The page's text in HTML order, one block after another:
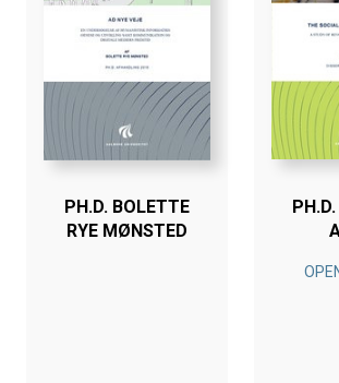
PH.D. BOLETTE
RYE MØNSTED